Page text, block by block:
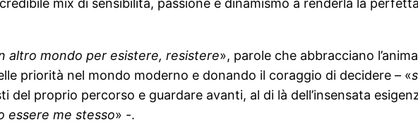
mix di sensibilità, passione e dinamismo a renderla la
altro mondo per esistere, resistere», parole che abbracciano
priorità nel mondo moderno e donando il coraggio di decidere – «
del proprio percorso e guardare avanti, al di là dell’insensata
essere me stesso» -.